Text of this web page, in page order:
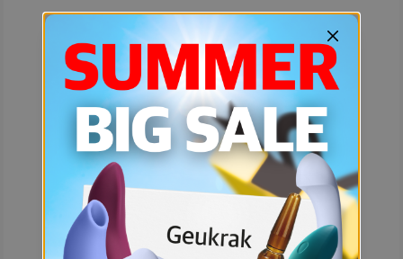
예상치 못한 에러입니다.